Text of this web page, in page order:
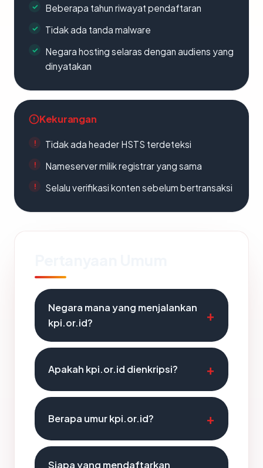
Beberapa tahun riwayat pendaftaran
Tidak ada tanda malware
Negara hosting selaras dengan audiens yang
dinyatakan
Kekurangan
Tidak ada header HSTS terdeteksi
Nameserver milik registrar yang sama
Selalu verifikasi konten sebelum bertransaksi
Negara mana yang menjalankan
kpi.or.id?
Apakah kpi.or.id dienkripsi?
Berapa umur kpi.or.id?
Siapa yang mendaftarkan